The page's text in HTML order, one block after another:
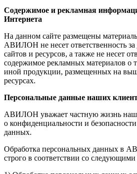
Содержимое и рекламная
Интернета
На данном сайте размещены
АВИЛОН не несет ответственность за
сайтов и ресурсов, а также не несет
содержимое рекламных материалов о
иной продукции, размещенных на
ресурсах.
Персональные данные наших
АВИЛОН уважает частную жизнь
о конфиденциальности и
данных.
Обработка персональных данных в
строго в соответствии со